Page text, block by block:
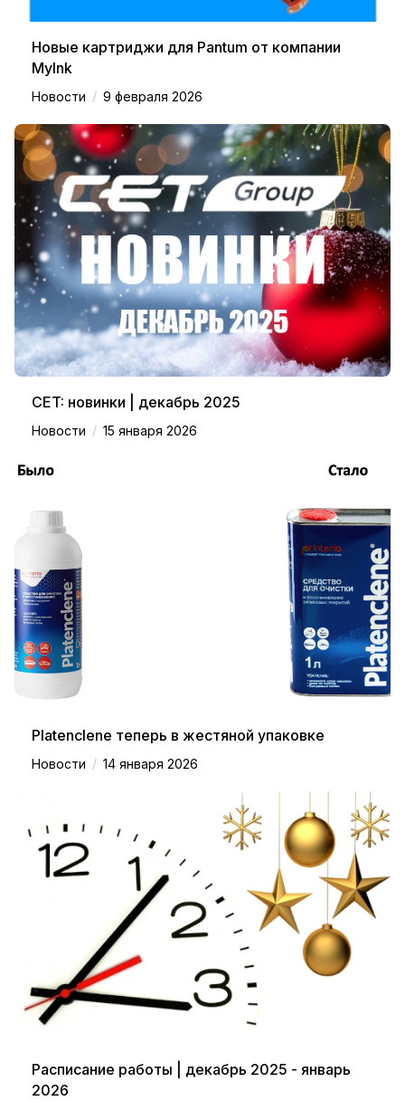
Новые картриджи для Pantum от компании
MyInk
Новости / 9 февраля 2026
CET: новинки | декабрь 2025
Новости / 15 января 2026
Platenclene теперь в жестяной упаковке
Новости / 14 января 2026
Расписание работы | декабрь 2025 - январь
2026